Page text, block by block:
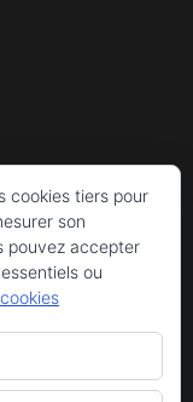
cookies tiers pour
son
pouvez accepter
ou